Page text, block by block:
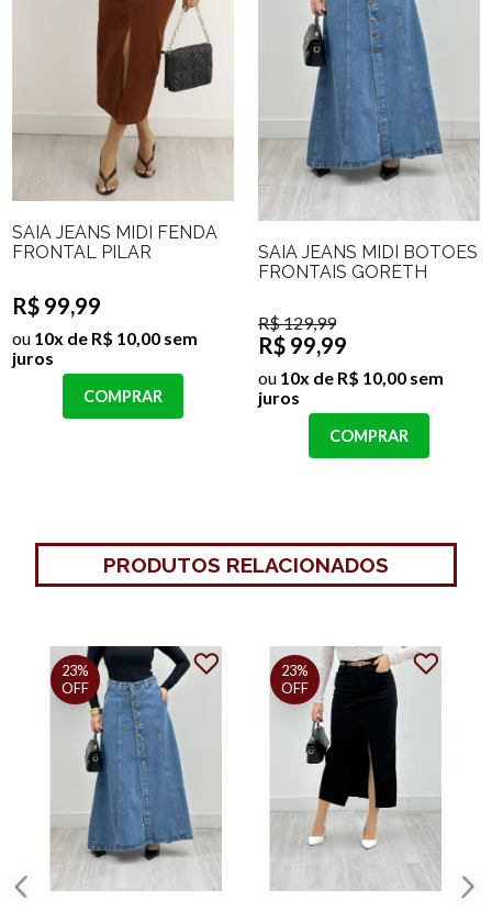
SAIA JEANS MIDI FENDA
FRONTAL PILAR
R$ 99,99
ou 10x de R$ 10,00 sem
juros
COMPRAR
SAIA JEANS MIDI BOTÕES
FRONTAIS GORETH
R$ 129,99
R$ 99,99
ou 10x de R$ 10,00 sem
juros
COMPRAR
PRODUTOS RELACIONADOS
23%
OFF
23%
OFF